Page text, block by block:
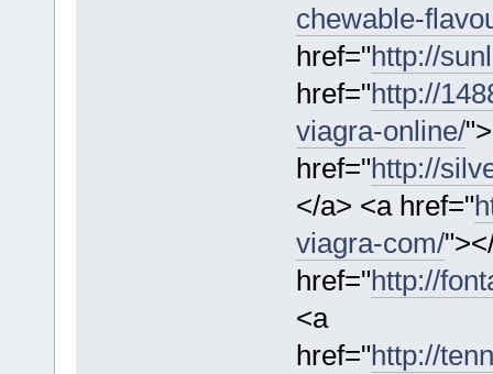
chewable-
href="http://
href="http://
viagra-online/
href="http://
</a> <a href="
viagra-com/
href="http://
<a
href="http://